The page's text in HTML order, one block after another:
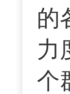
的
力
个